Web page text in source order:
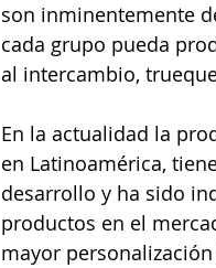
son inminentemente
cada grupo pueda
al intercambio,
En la actualidad la
en Latinoamérica,
desarrollo y ha sido
productos en el
mayor